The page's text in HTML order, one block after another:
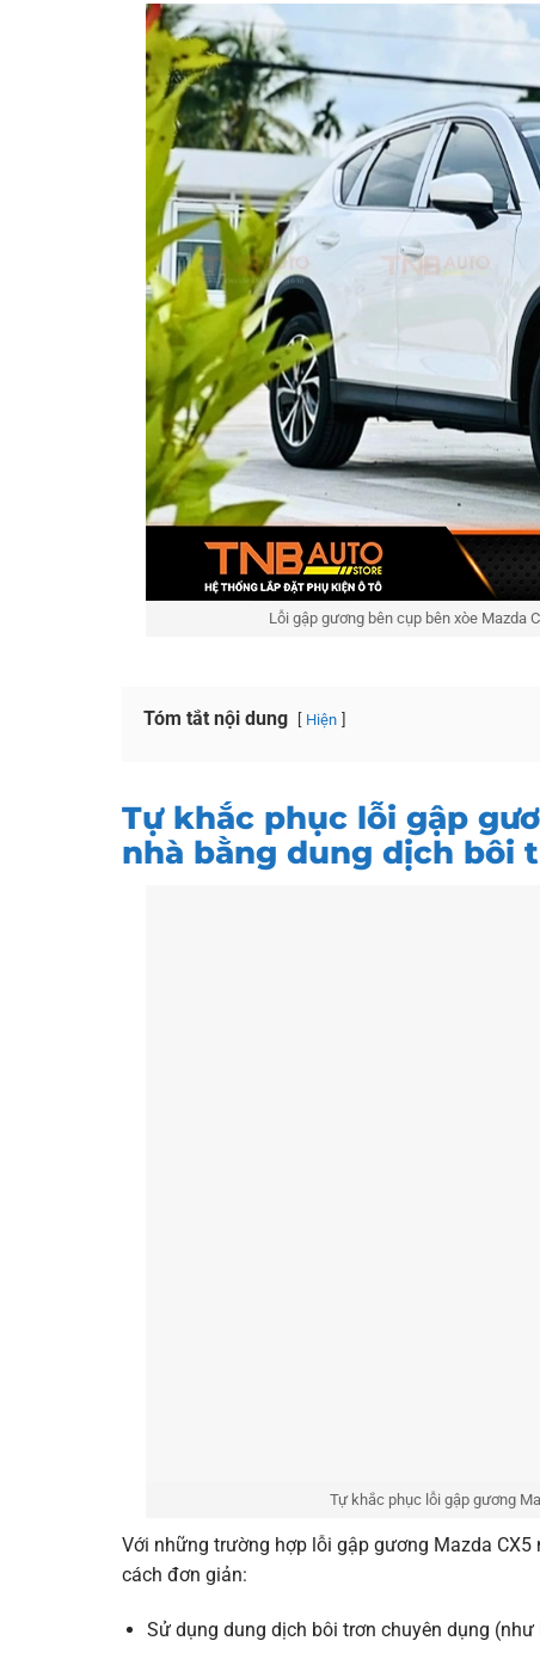
Lỗi gập gương bên cụp bên xòe Mazda
Tóm tắt nội dung Hiện
Tự khắc phục lỗi gập
nhà bằng dung dịch bôi
Tự khắc phục lỗi gập gương
Với những trường hợp lỗi gập gương Mazda
cách đơn giản:
Sử dụng dung dịch bôi trơn chuyên dụng (như